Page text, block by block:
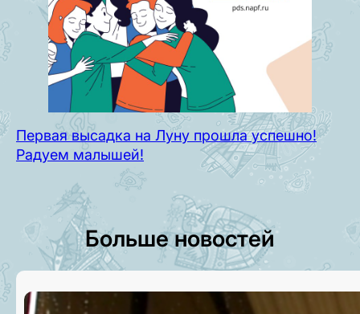
Первая высадка на Луну прошла успешно!
Радуем малышей!
Больше новостей